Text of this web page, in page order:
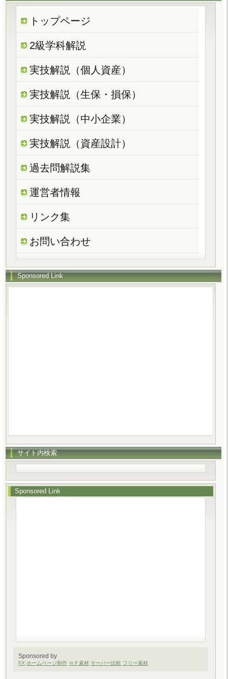
トップページ
2級学科解説
実技解説（個人資産）
実技解説（生保・損保）
実技解説（中小企業）
実技解説（資産設計）
過去問解説集
運営者情報
リンク集
お問い合わせ
Sponsored Link
サイト内検索
Sponsored Link
Sponsored by
FX ホームページ制作 ＨＰ素材 サーバー比較 フリー素材